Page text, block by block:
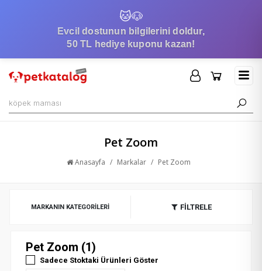
🐱🐶
Evcil dostunun bilgilerini doldur,
50 TL hediye kuponu kazan!
Pet Zoom
Anasayfa / Markalar / Pet Zoom
MARKANIN KATEGORILERI FİLTRELE
Pet Zoom (1)
Sadece Stoktaki Ürünleri Göster